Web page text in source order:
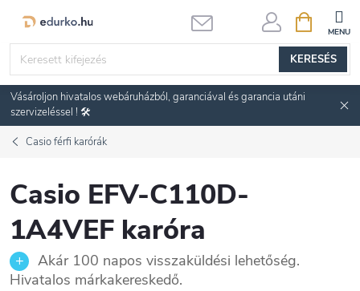
KERESÉS
KOSÁR
Vásároljon hivatalos webáruházból, garanciával és garancia utáni
szervizeléssel ! 🛠️
Casio férfi karórák
Casio EFV-C110D-
1A4VEF karóra
Akár 100 napos visszaküldési lehetőség.
Hivatalos márkakereskedő.